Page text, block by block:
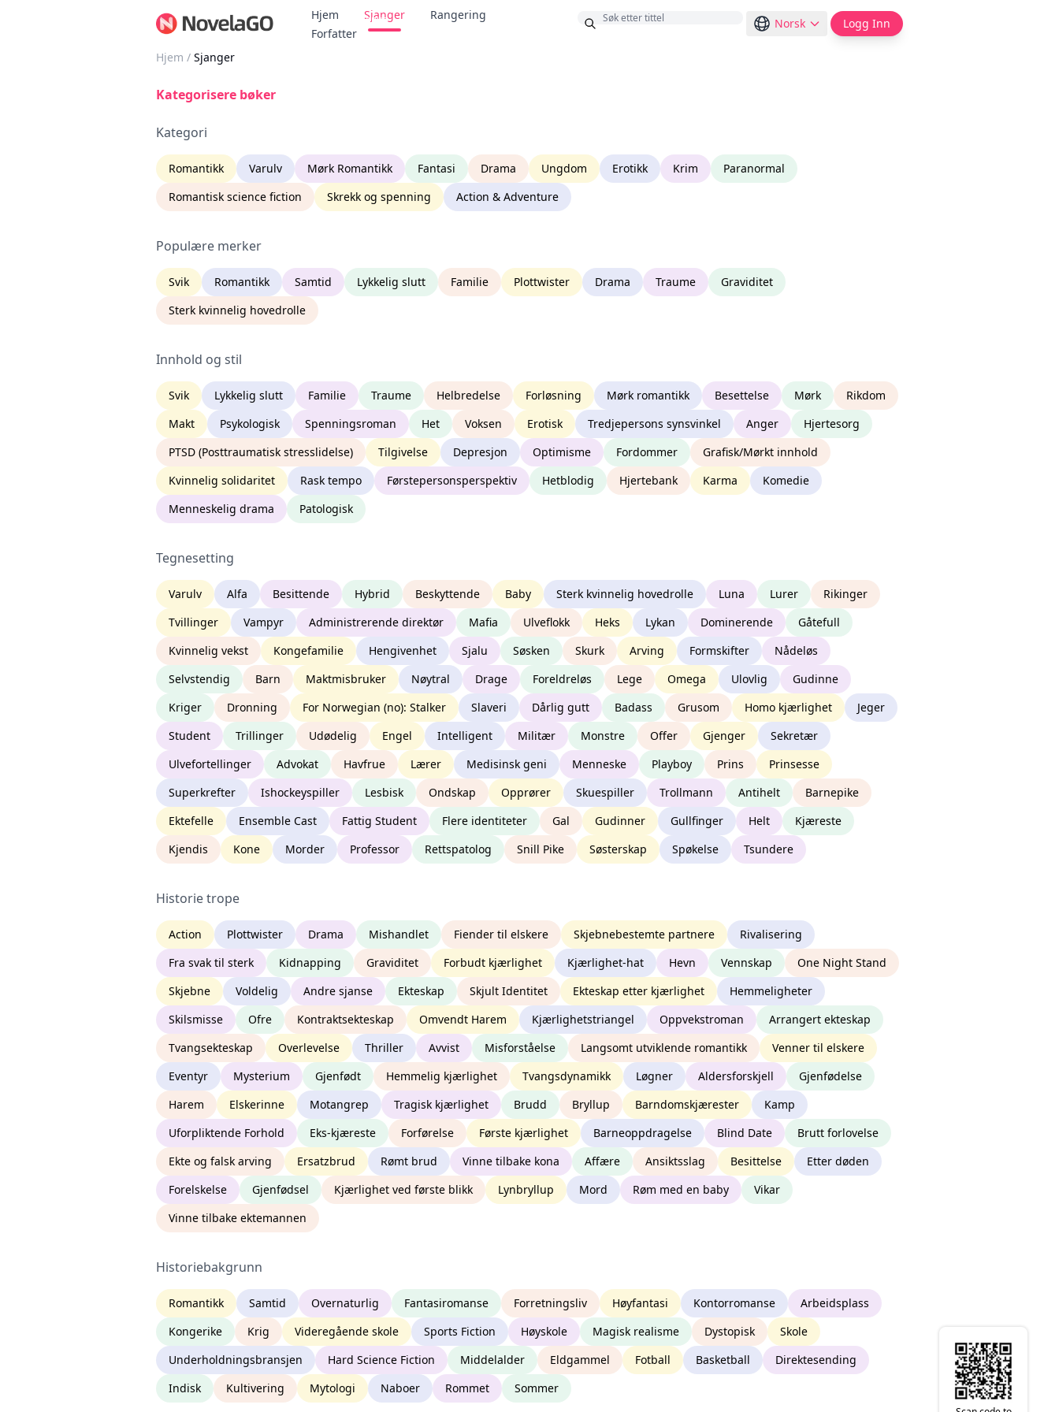
Hjem Sjanger
Rangering
Forfatter
Bonus Norsk Logg Inn
Hjem / Sjanger
Kategorisere bøker
Kategori
Romantikk Varulv Mørk Romantikk Fantasi Drama Ungdom Erotikk Krim
Paranormal
Romantisk science fiction
Skrekk og spenning Action & Adventure
Populære merker
Svik Romantikk Samtid Lykkelig slutt Familie Plottwister Drama Traume
Graviditet
Sterk kvinnelig hovedrolle
Innhold og stil
Svik Lykkelig slutt Familie Traume Helbredelse Forløsning Mørk romantikk Besettelse Mørk
Rikdom
Makt
Psykologisk Spenningsroman Het Voksen Erotisk Tredjepersons synsvinkel Anger
Hjertesorg
PTSD (Posttraumatisk stresslidelse)
Tilgivelse Depresjon Optimisme Fordommer
Grafisk/Mørkt innhold
Kvinnelig solidaritet
Rask tempo Førstepersonsperspektiv Hetblodig Hjertebank Karma
Komedie
Menneskelig drama
Patologisk
Tegnesetting
Varulv Alfa Besittende Hybrid Beskyttende Baby Sterk kvinnelig hovedrolle Luna Lurer
Rikinger
Tvillinger
Vampyr Administrerende direktør Mafia Ulveflokk Heks Lykan Dominerende
Gåtefull
Kvinnelig vekst
Kongefamilie Hengivenhet Sjalu Søsken Skurk Arving Formskifter
Nådeløs
Selvstendig
Barn Maktmisbruker Nøytral Drage Foreldreløs Lege Omega Ulovlig
Gudinne
Kriger
Dronning For Norwegian (no): Stalker Slaveri Dårlig gutt Badass Grusom Homo kjærlighet
Jeger
Student
Trillinger Udødelig Engel Intelligent Militær Monstre Offer Gjenger
Sekretær
Ulvefortellinger
Advokat Havfrue Lærer Medisinsk geni Menneske Playboy Prins
Prinsesse
Superkrefter
Ishockeyspiller Lesbisk Ondskap Opprører Skuespiller Trollmann Antihelt
Barnepike
Ektefelle
Ensemble Cast Fattig Student Flere identiteter Gal Gudinner Gullfinger Helt
Kjæreste
Kjendis
Kone Morder Professor Rettspatolog Snill Pike Søsterskap Spøkelse Tsundere
Historie trope
Action Plottwister Drama Mishandlet Fiender til elskere Skjebnebestemte partnere
Rivalisering
Fra svak til sterk
Kidnapping Graviditet Forbudt kjærlighet Kjærlighet-hat Hevn Vennskap
One Night Stand
Skjebne
Voldelig Andre sjanse Ekteskap Skjult Identitet Ekteskap etter kjærlighet
Hemmeligheter
Skilsmisse
Ofre Kontraktsekteskap Omvendt Harem Kjærlighetstriangel Oppvekstroman
Arrangert ekteskap
Tvangsekteskap
Overlevelse Thriller Avvist Misforståelse Langsomt utviklende romantikk
Venner til elskere
Eventyr
Mysterium Gjenfødt Hemmelig kjærlighet Tvangsdynamikk Løgner Aldersforskjell
Gjenfødelse
Harem
Elskerinne Motangrep Tragisk kjærlighet Brudd Bryllup Barndomskjærester
Kamp
Uforpliktende Forhold
Eks-kjæreste Forførelse Første kjærlighet Barneoppdragelse Blind Date
Brutt forlovelse
Ekte og falsk arving
Ersatzbrud Rømt brud Vinne tilbake kona Affære Ansiktsslag Besittelse
Etter døden
Forelskelse
Gjenfødsel Kjærlighet ved første blikk Lynbryllup Mord Røm med en baby
Vikar
Vinne tilbake ektemannen
Historiebakgrunn
Romantikk Samtid Overnaturlig Fantasiromanse Forretningsliv Høyfantasi Kontorromanse
Arbeidsplass
Kongerike
Krig Videregående skole Sports Fiction Høyskole Magisk realisme Dystopisk
Skole
Underholdningsbransjen
Hard Science Fiction Middelalder Eldgammel Fotball Basketball
Direktesending
Indisk
Kultivering Mytologi Naboer Rommet Sommer